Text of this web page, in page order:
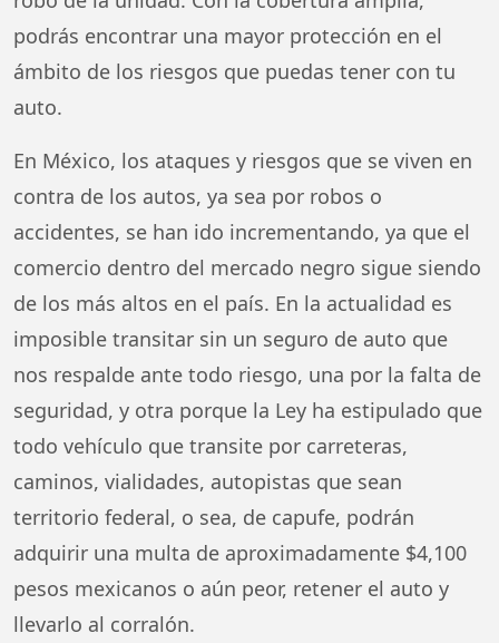
podrás encontrar una mayor protección en el
ámbito de los riesgos que puedas tener con tu
auto.
En México, los ataques y riesgos que se viven en
contra de los autos, ya sea por robos o
accidentes, se han ido incrementando, ya que el
comercio dentro del mercado negro sigue siendo
de los más altos en el país. En la actualidad es
imposible transitar sin un seguro de auto que
nos respalde ante todo riesgo, una por la falta de
seguridad, y otra porque la Ley ha estipulado que
todo vehículo que transite por carreteras,
caminos, vialidades, autopistas que sean
territorio federal, o sea, de capufe, podrán
adquirir una multa de aproximadamente $4,100
pesos mexicanos o aún peor, retener el auto y
llevarlo al corralón.